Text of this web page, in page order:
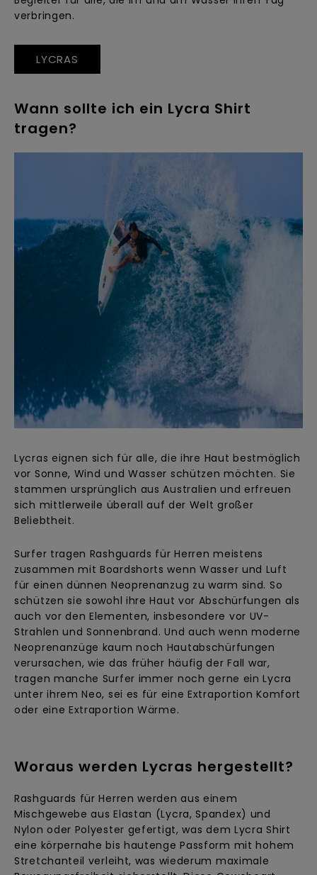
verbringen.
LYCRAS
Wann sollte ich ein Lycra Shirt
tragen?
Lycras eignen sich für alle, die ihre Haut bestmöglich
vor Sonne, Wind und Wasser schützen möchten. Sie
stammen ursprünglich aus Australien und erfreuen
sich mittlerweile überall auf der Welt großer
Beliebtheit.
Surfer tragen Rashguards für Herren meistens
zusammen mit Boardshorts wenn Wasser und Luft
für einen dünnen Neoprenanzug zu warm sind. So
schützen sie sowohl ihre Haut vor Abschürfungen als
auch vor den Elementen, insbesondere vor UV-
Strahlen und Sonnenbrand. Und auch wenn moderne
Neoprenanzüge kaum noch Hautabschürfungen
verursachen, wie das früher häufig der Fall war,
tragen manche Surfer immer noch gerne ein Lycra
unter ihrem Neo, sei es für eine Extraportion Komfort
oder eine Extraportion Wärme.
Woraus werden Lycras hergestellt?
Rashguards für Herren werden aus einem
Mischgewebe aus Elastan (Lycra, Spandex) und
Nylon oder Polyester gefertigt, was dem Lycra Shirt
eine körpernahe bis hautenge Passform mit hohem
Stretchanteil verleiht, was wiederum maximale